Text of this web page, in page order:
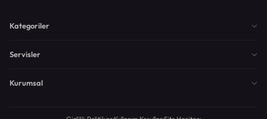
Kategoriler
Servisler
Kurumsal